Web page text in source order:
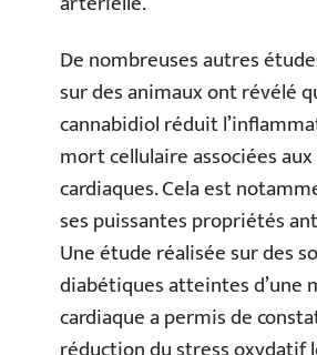
De nombreuses autres
sur des animaux ont révélé
cannabidiol réduit
mort cellulaire associées
cardiaques. Cela est
ses puissantes propriétés
Une étude réalisée sur des
diabétiques atteintes d’une
cardiaque a permis de